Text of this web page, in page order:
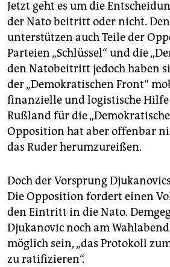
Jetzt geht es um die
der Nato beitritt oder nicht.
unterstützen auch Teile der
Parteien „Schlüssel“ und die
den Natobeitritt jedoch haben
der „Demokratischen Front“
finanzielle und logistische Hilfe
Rußland für die
Opposition hat aber offenbar
das Ruder herumzureißen.
Doch der Vorsprung
Die Opposition fordert einen
den Eintritt in die Nato.
Djukanovic noch am
möglich sein, „das Protokoll
zu ratifizieren“.